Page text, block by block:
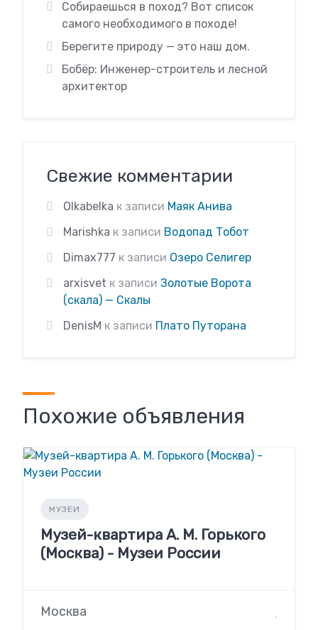
Собираешься в поход? Вот список
самого необходимого в походе!
Берегите природу — это наш дом.
Бобёр: Инженер-строитель и лесной
архитектор
Свежие комментарии
Olkabelka к записи Маяк Анива
Marishka к записи Водопад Тобот
Dimax777 к записи Озеро Селигер
arxisvet к записи Золотые Ворота
(скала) — Скалы
DenisM к записи Плато Путорана
Похожие объявления
МУЗЕИ
Музей-квартира А. М. Горького
(Москва) - Музеи России
Москва